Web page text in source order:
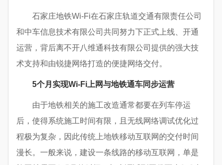
石家庄地铁Wi-Fi在石家庄轨道交通有限责任公司
和中车信息技术有限公司共同努力下正式上线、开通
运营，背后离不开八维通科技有限公司提供的强大技
术支持和由锐捷网络打造的便捷网络交付。
5个月实现Wi-Fi上网与地铁通车同步运营
由于地铁相关的施工改造通常都要在列车停运
后，使得系统施工时间有限，且无线网络调试优化过
程极为复杂，因此传统上地铁移动互联网的交付时间
漫长。一般来说，建设一条线路的移动互联网，单是